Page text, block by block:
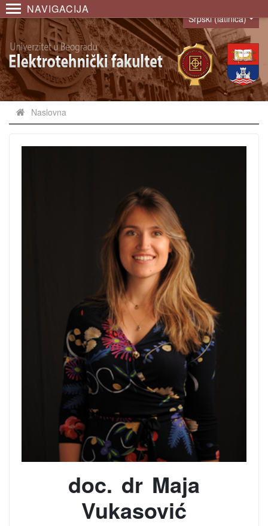
NAVIGACIJA
Language
Srpski (latinica)
Naslovna
doc. dr Maja
Vukasović